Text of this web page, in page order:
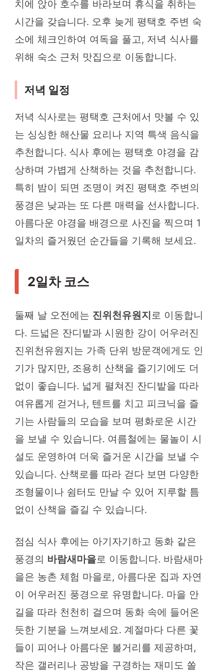
치에 앉아 호수를 바라보며 휴식을 취하는
시간을 갖습니다. 오후 늦게 평택호 주변 숙
소에 체크인하여 여독을 풀고, 저녁 식사를
위해 숙소 근처 맛집으로 이동합니다.
저녁 일정
저녁 식사로는 평택호 근처에서 맛볼 수 있
는 싱싱한 해산물 요리나 지역 특색 음식을
추천합니다. 식사 후에는 평택호 야경을 감
상하며 가볍게 산책하는 것을 추천합니다.
특히 밤이 되면 조명이 켜진 평택호 주변의
풍경은 낮과는 또 다른 매력을 선사합니다.
아름다운 야경을 배경으로 사진을 찍으며 1
일차의 즐거웠던 순간들을 기록해 보세요.
2일차 코스
둘째 날 오전에는 진위천유원지로 이동합니
다. 드넓은 잔디밭과 시원한 강이 어우러진
진위천유원지는 가족 단위 방문객에게도 인
기가 많지만, 조용히 산책을 즐기기에도 더
없이 좋습니다. 넓게 펼쳐진 잔디밭을 따라
여유롭게 걷거나, 텐트를 치고 피크닉을 즐
기는 사람들의 모습을 보며 평화로운 시간
을 보낼 수 있습니다. 여름철에는 물놀이 시
설도 운영하여 더욱 즐거운 시간을 보낼 수
있습니다. 산책로를 따라 걷다 보면 다양한
조형물이나 쉼터도 만날 수 있어 지루할 틈
없이 산책을 즐길 수 있습니다.
점심 식사 후에는 아기자기하고 동화 같은
풍경의 바람새마을로 이동합니다. 바람새마
을은 농촌 체험 마을로, 아름다운 집과 자연
이 어우러진 풍경으로 유명합니다. 마을 안
길을 따라 천천히 걸으며 동화 속에 들어온
듯한 기분을 느껴보세요. 계절마다 다른 꽃
들이 피어나 아름다운 볼거리를 제공하며,
작은 갤러리나 공방을 구경하는 재미도 쏠